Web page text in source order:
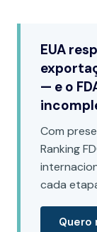
EUA
— e o
Com
Ranking
cada
Quero